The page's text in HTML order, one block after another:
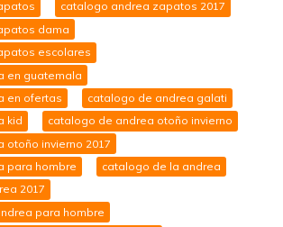
catalogo andrea zapatos 2017
dama
escolares
en guatemala
en ofertas
catalogo de andrea galati
kid
catalogo de andrea otoño invierno
otoño invierno 2017
para hombre
catalogo de la andrea
2017
para hombre